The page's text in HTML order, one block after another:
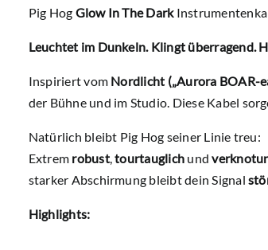
Pig Hog Glow In The Dark
Leuchtet im Dunkeln. Klingt überragend.
Inspiriert vom Nordlicht („Aurora BOAR-
der Bühne und im Studio. Diese Kabel
Natürlich bleibt Pig Hog seiner Linie treu:
Extrem robust,tourtauglich und
starker Abschirmung bleibt dein Signal
Highlights: